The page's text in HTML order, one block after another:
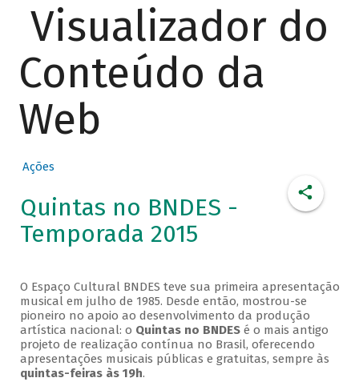
Visualizador do
Conteúdo da
Web
Ações
Quintas no BNDES -
Temporada 2015
O Espaço Cultural BNDES teve sua primeira apresentação
musical em julho de 1985. Desde então, mostrou-se
pioneiro no apoio ao desenvolvimento da produção
artística nacional: o Quintas no BNDESé o mais antigo
projeto de realização contínua no Brasil, oferecendo
apresentações musicais públicas e gratuitas, sempre às
quintas-feiras às 19h.